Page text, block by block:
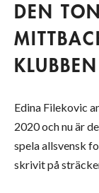
DEN
Edina Filekovic
2020 och nu är
spela allsvensk
skrivit på